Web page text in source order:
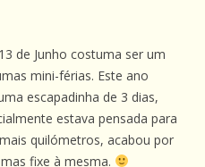
de Junho costuma ser um
mini-férias. Este ano
escapadinha de 3 dias,
estava pensada para
quilómetros, acabou por
fixe à mesma.